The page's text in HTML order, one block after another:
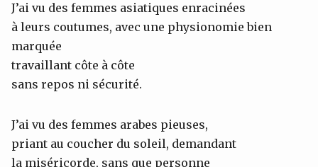
J’ai vu des femmes asiatiques enracinées
à leurs coutumes, avec une physionomie bien
marquée
travaillant côte à côte
sans repos ni sécurité.
J’ai vu des femmes arabes pieuses,
priant au coucher du soleil, demandant
la miséricorde, sans que personne